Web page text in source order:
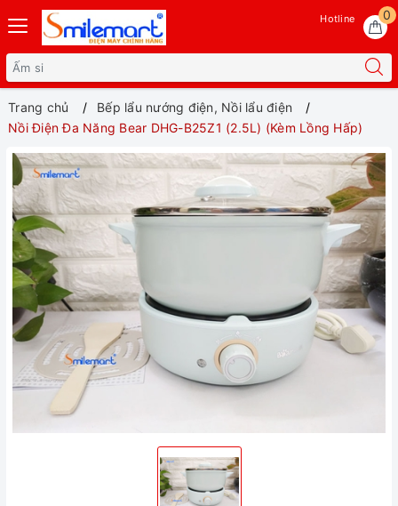
0
Hotline
Trang chủ
Bếp lẩu nướng điện, Nồi lẩu điện
Nồi Điện Đa Năng Bear DHG-B25Z1 (2.5L) (Kèm Lồng Hấp)